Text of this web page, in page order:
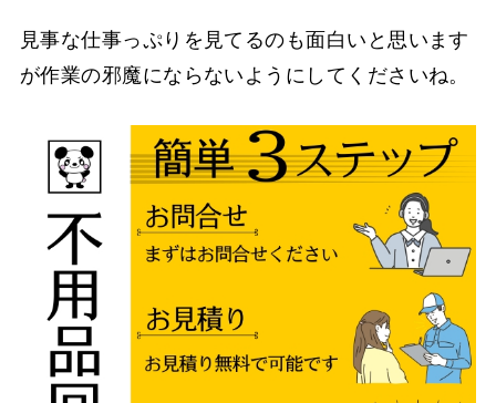
見事な仕事っぷりを見てるのも面白いと思います
が作業の邪魔にならないようにしてくださいね。